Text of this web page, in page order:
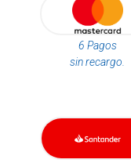
6 Pagos
sin recargo.